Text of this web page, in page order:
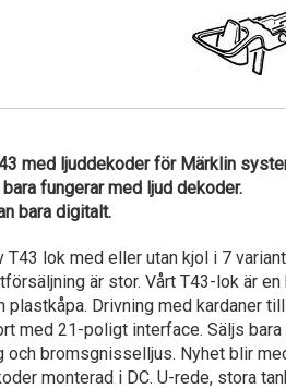
med ljuddekoder för Märklin
fungerar med ljud dekoder.
bara digitalt.
lok med eller utan kjol i 7
är stor. Vårt T43-lok är
Drivning med kardaner
med 21-poligt interface. Säljs
bromsgnisselljus. Nyhet blir
monterad i DC. U-rede, stora